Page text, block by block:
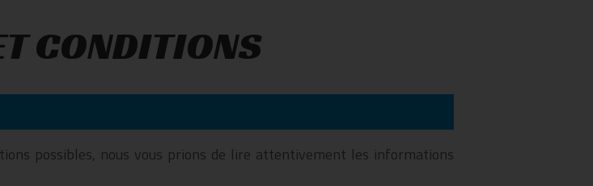
CONDITIONS
possibles, nous vous prions de lire attentivement les informations